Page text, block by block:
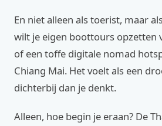
En niet alleen als toerist, maar
wilt je eigen boottours opzetten
of een toffe digitale nomad
Chiang Mai. Het voelt als een
dichterbij dan je denkt.
Alleen, hoe begin je eraan? De